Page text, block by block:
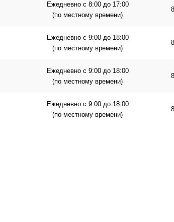
Ежедневно с 8:00 до 17:00
(по местному времени)
Ежедневно с 9:00 до 18:00
(по местному времени)
Ежедневно с 9:00 до 18:00
(по местному времени)
Ежедневно с 9:00 до 18:00
(по местному времени)